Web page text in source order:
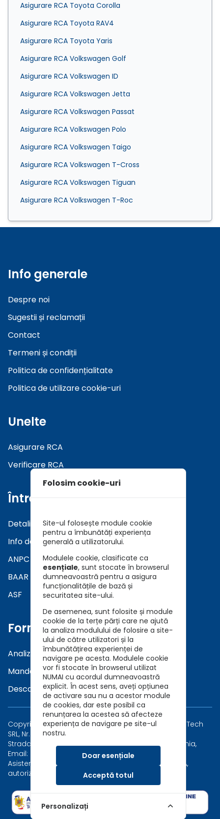
Asigurare RCA Toyota Corolla
Asigurare RCA Toyota RAV4
Asigurare RCA Toyota Yaris
Asigurare RCA Volkswagen Golf
Asigurare RCA Volkswagen ID
Asigurare RCA Volkswagen Jetta
Asigurare RCA Volkswagen Passat
Asigurare RCA Volkswagen Polo
Asigurare RCA Volkswagen Taigo
Asigurare RCA Volkswagen T-Cross
Asigurare RCA Volkswagen Tiguan
Asigurare RCA Volkswagen T-Roc
Info generale
Despre noi
Sugestii și reclamații
Contact
Termeni și condiții
Politica de confidențialitate
Politica de utilizare cookie-uri
Unelte
Asigurare RCA
Verificare RCA
Întrebări
Detalii asiguratori
Info daune
ANPC
BAAR
ASF
Formulare
Analiza a Cerintelor (DNT)
Mandat in Brokeraj (GDPR)
Descarca Prezentare Broker
Copyright © 2026 Asigurari AutoKarma - Auto Vida Tech
SRL, Nr. Reg. Com.: J40/7173/2019, CUI: 41202015
Strada Măgirești 6, Sector 1, București 010926, România,
Email: asigurari@autokarma.ro
Asistent in brokeraj al Safety Broker de Asigurare SA,
autorizat de ASF, Număr Registru Brokeri RBK-293
Folosim cookie-uri
Site-ul folosește module cookie
pentru a îmbunătăți experiența
generală a utilizatorului.
Modulele cookie, clasificate ca
esențiale, sunt stocate în browserul
dumneavoastră pentru a asigura
funcționalitățile de bază și
securitatea site-ului.
De asemenea, sunt folosite și module
cookie de la terțe părți care ne ajută
la analiza modulului de folosire a site-
ului de către utilizatori și la
îmbunătățirea experienței de
navigare pe acesta. Modulele cookie
vor fi stocate în browserul utilizat
NUMAI cu acordul dumneavoastră
explicit. În acest sens, aveți opțiunea
de activare sau nu a acestor module
de cookies, dar este posibil ca
renunțarea la acestea să afecteze
experiența de navigare pe site-ul
nostru.
Doar esențiale
Acceptă totul
Personalizați